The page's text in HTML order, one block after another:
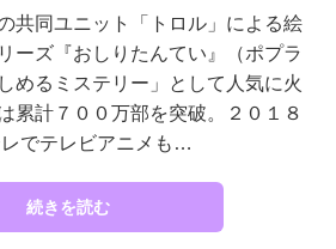
共同ユニット「トロル」による絵
ーズ『おしりたんてい』（ポプラ
めるミステリー」として人気に火
累計７００万部を突破。２０１８
でテレビアニメも…
続きを読む